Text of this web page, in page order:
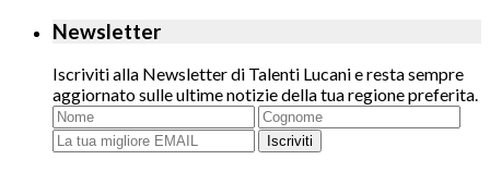
Newsletter
Iscriviti alla Newsletter di Talenti Lucani e resta sempre
aggiornato sulle ultime notizie della tua regione preferita.
Iscriviti